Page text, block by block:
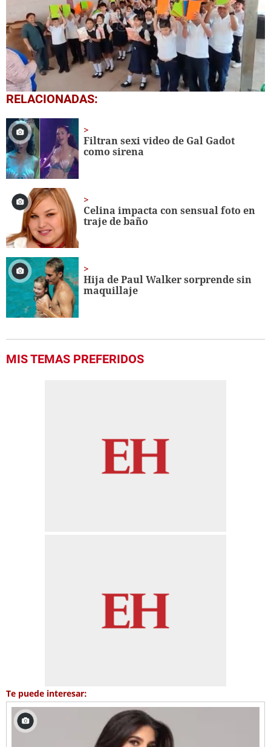
0
seconds
1
minute,
56
seconds
RELACIONADAS:
Filtran sexi video de Gal Gadot
como sirena
Celina impacta con sensual foto en
traje de baño
Hija de Paul Walker sorprende sin
maquillaje
MIS TEMAS PREFERIDOS
Te puede interesar: